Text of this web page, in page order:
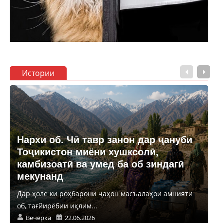
Истории
Нархи об. Чӣ тавр занон дар ҷануби
Тоҷикистон миёни хушксолӣ,
камбизоатӣ ва умед ба об зиндагӣ
мекунанд
Дар ҳоле ки роҳбарони ҷаҳон масъалаҳои амнияти
об, тағйирёбии иқлим...
Вечерка 22.06.2026